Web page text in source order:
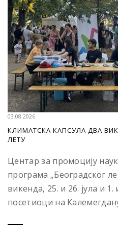
03.08.2026
КЛИМАТСКА КАПСУЛА ДВА
ЛЕТУ
Центар за промоцију
програма „Београдског
викенда, 25. и 26. јула и 1.
посетиоци на